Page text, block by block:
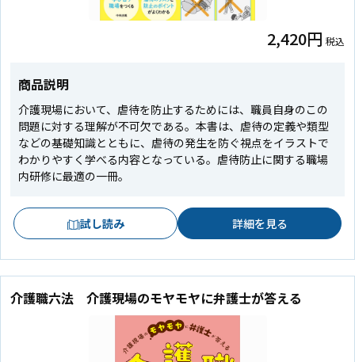
2,420円 税込
商品説明
介護現場において、虐待を防止するためには、職員自身のこの
問題に対する理解が不可欠である。本書は、虐待の定義や類型
などの基礎知識とともに、虐待の発生を防ぐ視点をイラストで
わかりやすく学べる内容となっている。虐待防止に関する職場
内研修に最適の一冊。
試し読み 詳細を見る
介護職六法 介護現場のモヤモヤに弁護士が答える